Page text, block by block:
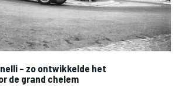
– zo ontwikkelde het
de grand chelem